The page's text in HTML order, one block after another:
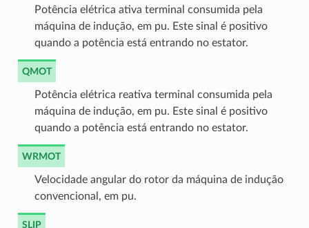
Potência elétrica ativa terminal consumida pela
máquina de indução, em pu. Este sinal é positivo
quando a potência está entrando no estator.
QMOT
Potência elétrica reativa terminal consumida pela
máquina de indução, em pu. Este sinal é positivo
quando a potência está entrando no estator.
WRMOT
Velocidade angular do rotor da máquina de indução
convencional, em pu.
SLIP